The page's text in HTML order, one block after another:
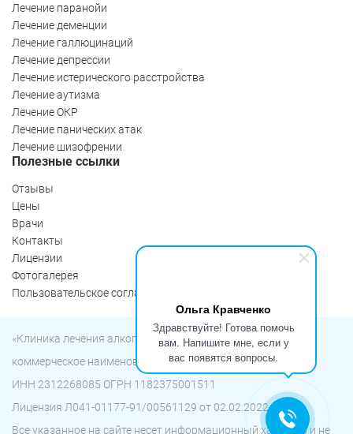
Ольга Кравченко
Здравствуйте! Готова помочь
вам. Напишите мне, если у
вас появятся вопросы.
Лечение паранойи
Лечение деменции
Лечение галлюцинаций
Лечение депрессии
Лечение истерического расстройства
Лечение аутизма
Лечение ОКР
Лечение панических атак
Лечение шизофрении
Полезные ссылки
Отзывы
Цены
Врачи
Контакты
Лицензии
Фотогалерея
Пользовательское соглашение
«Клиника лечения алкоголизма «Пробуждение»
коммерческое наименование ООО «Детокс»
ИНН 2312268085 ОГРН 1182375001511
Лицензия Л041-01177-91/00561129 от 02.02.2022 г.
Все указанное на сайте несет информационный характер и не